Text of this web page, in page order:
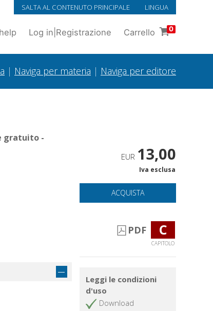
SALTA AL CONTENUTO PRINCIPALE LINGUA
help Log in Registrazione Carrello 0
| Naviga per materia | Naviga per editore
gratuito -
EUR 13,00
Iva esclusa
ACQUISTA
PDF C
CAPITOLO
Leggi le condizioni
d'uso
Download